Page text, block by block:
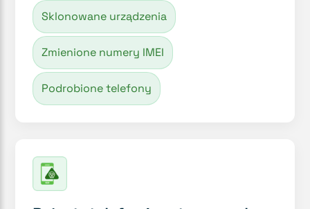
Sklonowane urządzenia
Zmienione numery IMEI
Podrobione telefony